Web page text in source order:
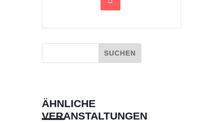
ÄHNLICHE
VERANSTALTUNGEN